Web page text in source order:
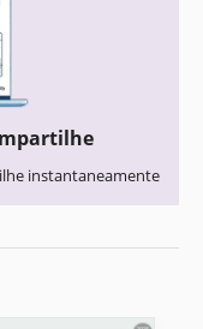
instantaneamente